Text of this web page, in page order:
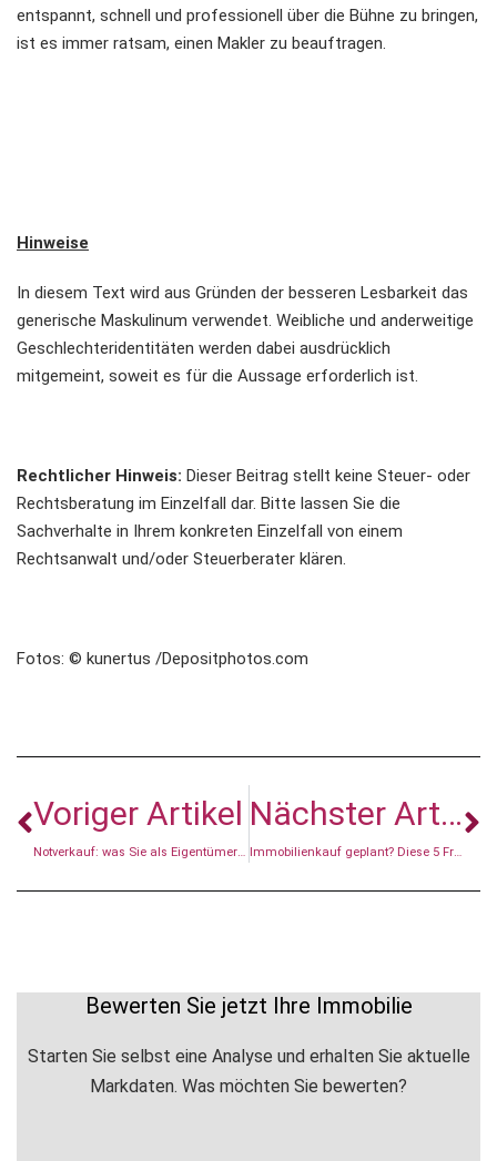
entspannt, schnell und professionell über die Bühne zu bringen,
ist es immer ratsam, einen Makler zu beauftragen.
Hinweise
In diesem Text wird aus Gründen der besseren Lesbarkeit das
generische Maskulinum verwendet. Weibliche und anderweitige
Geschlechteridentitäten werden dabei ausdrücklich
mitgemeint, soweit es für die Aussage erforderlich ist.
Rechtlicher Hinweis: Dieser Beitrag stellt keine Steuer- oder
Rechtsberatung im Einzelfall dar. Bitte lassen Sie die
Sachverhalte in Ihrem konkreten Einzelfall von einem
Rechtsanwalt und/oder Steuerberater klären.
Fotos: © kunertus /Depositphotos.com
Voriger Artikel
Notverkauf: was Sie als Eigentümer wissen müssen
Nächster Artikel
Immobilienkauf geplant? Diese 5 Fragen sollten Sie sich stellen
Bewerten Sie jetzt Ihre Immobilie
Starten Sie selbst eine Analyse und erhalten Sie aktuelle
Markdaten. Was möchten Sie bewerten?